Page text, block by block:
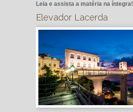
Leia e assista a matéria na íntegra!
Elevador Lacerda